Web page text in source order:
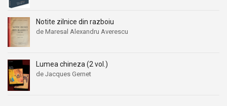
Aleksandr Beleaev
Alessandro Parronchi
Alexandra Jones
Alexandra Mosneaga
Aleksandr Beleaev
Alessandro Parronchi
Alexandra Jones
Alexandra Mosneaga
Notite zilnice din razboiu
de Maresal Alexandru Averescu
Lumea chineza (2 vol.)
de Jacques Gernet